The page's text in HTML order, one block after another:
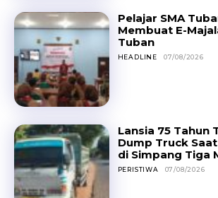
Pelajar SMA
Membuat E-
Tuban
HEADLINE 07/08/2026
Lansia 75 Tahun
Dump Truck
di Simpang Tiga
PERISTIWA 07/08/2026